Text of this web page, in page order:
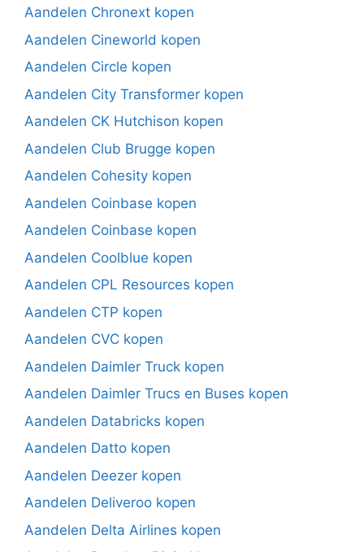
Aandelen Chronext kopen
Aandelen Cineworld kopen
Aandelen Circle kopen
Aandelen City Transformer kopen
Aandelen CK Hutchison kopen
Aandelen Club Brugge kopen
Aandelen Cohesity kopen
Aandelen Coinbase kopen
Aandelen Coinbase kopen
Aandelen Coolblue kopen
Aandelen CPL Resources kopen
Aandelen CTP kopen
Aandelen CVC kopen
Aandelen Daimler Truck kopen
Aandelen Daimler Trucs en Buses kopen
Aandelen Databricks kopen
Aandelen Datto kopen
Aandelen Deezer kopen
Aandelen Deliveroo kopen
Aandelen Delta Airlines kopen